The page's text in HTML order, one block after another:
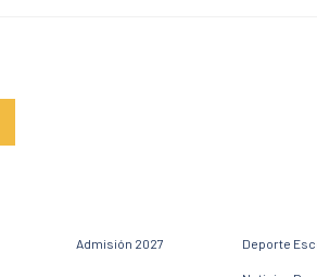
Admisión 2027 Deporte